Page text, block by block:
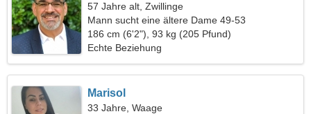
57 Jahre alt, Zwillinge
Mann sucht eine ältere Dame 49-53
186 cm (6'2"), 93 kg (205 Pfund)
Echte Beziehung
Marisol
33 Jahre, Waage